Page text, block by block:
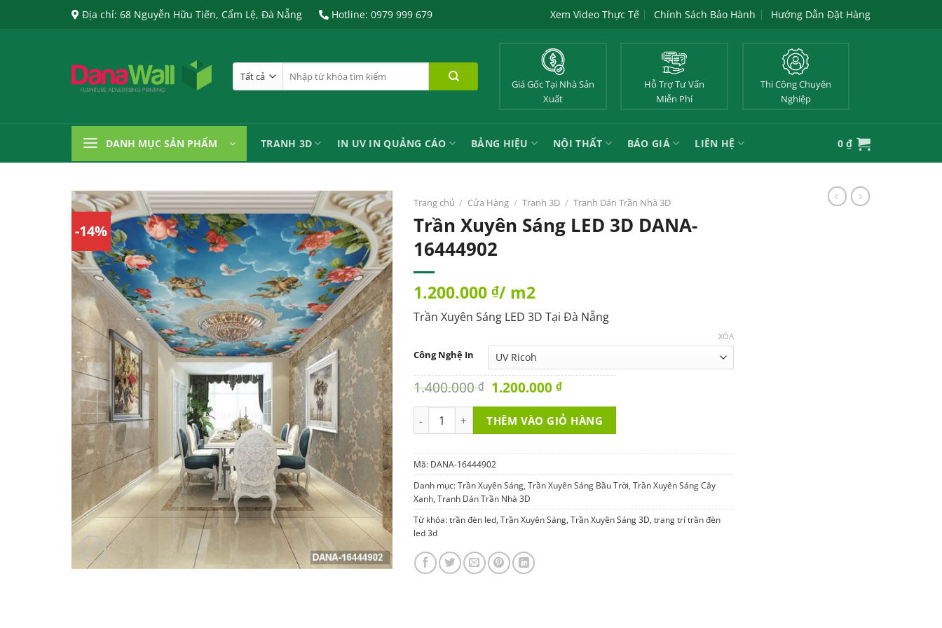
Địa chỉ: 68 Nguyễn Hữu Tiến, Cẩm Lệ, Đà Nẵng Hotline: 0979 999 679 Xem Video Thực Tế Chính Sách Bảo Hành Hướng Dẫn Đặt Hàng
kiếm:
Giá Gốc Tại Nhà Sản
Xuất
Hỗ Trợ Tư Vấn
Miễn Phí
Thi Công Chuyên
Nghiệp
DANH MỤC SẢN PHẨM TRANH 3D IN UV IN QUẢNG CÁO BẢNG HIỆU NỘI THẤT BÁO GIÁ LIÊN HỆ 0₫
-14%
Trang chủ / Cửa Hàng / Tranh 3D / Tranh Dán Trần Nhà 3D
Trần Xuyên Sáng LED 3D DANA-
16444902
1.200.000 ₫/ m2
Trần Xuyên Sáng LED 3D Tại Đà Nẵng
Công Nghệ In
XÓA
1.400.000₫ Original
was:
1.400.000 ₫.
1.200.000₫Current
is:
1.200.000 ₫.
Trần Xuyên Sáng LED 3D DANA-16444902 số lượng
THÊM VÀO GIỎ HÀNG
Mã: DANA-16444902
Danh mục:Trần Xuyên Sáng, Trần Xuyên Sáng Bầu Trời, Trần Xuyên Sáng Cây
Xanh, Tranh Dán Trần Nhà 3D
Từ khóa:trần đèn led, Trần Xuyên Sáng, Trần Xuyên Sáng 3D, trang trí trần đèn
led 3d